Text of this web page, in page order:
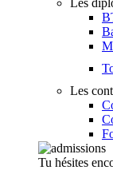
Les
Les
Tu hésites